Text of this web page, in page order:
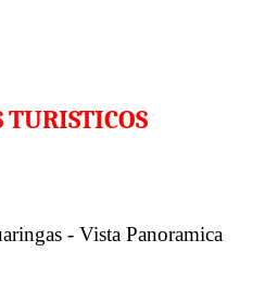
TURISTICOS
- Vista Panoramica